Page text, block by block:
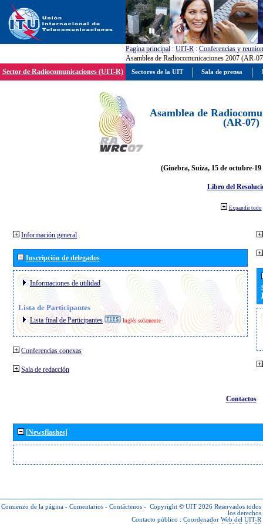
Pagína principal : UIT-R : Conferencias y
Asamblea de Radiocomunicaciones 2007 (AR-
Sector de Radiocomunicaciones (UIT-R)
Asamblea de
(AR-07)
(Ginebra, Suiza, 15 de octubre-19
Libro del
Expandir todo
Información general
Inscripción de delegados
Informaciones de utilidad
Lista de Participantes
Lista final de Participantes Inglés solamente
Conferencias conexas
Sala de redacción
Contactos
[Newsflashes]
Comienzo de la página - Comentarios - Contáctenos - Copyright © UIT 2026 Reservados todos
los derechos
Contacto público : Coordenador Web del UIT-R
Sectores de la UIT Sala de prensa